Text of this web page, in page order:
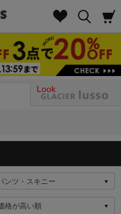
Look